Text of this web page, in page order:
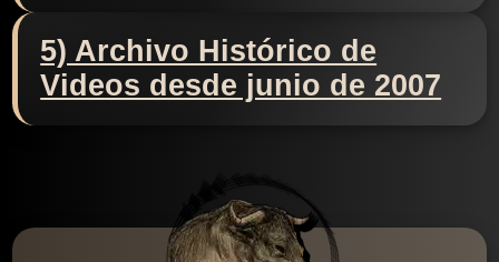
5) Archivo Histórico de
Videos desde junio de 2007